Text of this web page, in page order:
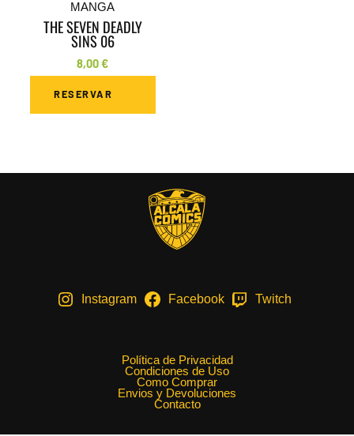
MANGA
THE SEVEN DEADLY
SINS 06
8,00€
RESERVAR
Instagram Facebook Twitch
Política de Privacidad
Condiciones de Uso
Como Comprar
Envios y Devoluciones
Contacto